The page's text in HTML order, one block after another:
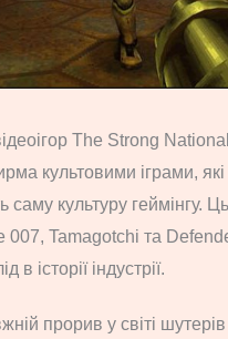
The Strong
культовими іграми,
саму культуру геймінгу.
Tamagotchi та
історії індустрії.
прорив у світі